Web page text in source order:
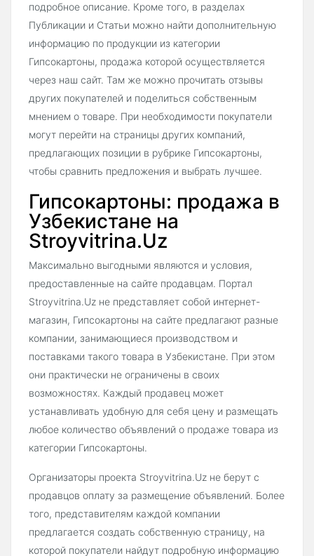
подробное описание. Кроме того, в разделах
Публикации и Статьи можно найти дополнительную
информацию по продукции из категории
Гипсокартоны, продажа которой осуществляется
через наш сайт. Там же можно прочитать отзывы
других покупателей и поделиться собственным
мнением о товаре. При необходимости покупатели
могут перейти на страницы других компаний,
предлагающих позиции в рубрике Гипсокартоны,
чтобы сравнить предложения и выбрать лучшее.
Гипсокартоны: продажа в
Узбекистане на
Stroyvitrina.Uz
Максимально выгодными являются и условия,
предоставленные на сайте продавцам. Портал
Stroyvitrina.Uz не представляет собой интернет-
магазин, Гипсокартоны на сайте предлагают разные
компании, занимающиеся производством и
поставками такого товара в Узбекистане. При этом
они практически не ограничены в своих
возможностях. Каждый продавец может
устанавливать удобную для себя цену и размещать
любое количество объявлений о продаже товара из
категории Гипсокартоны.
Организаторы проекта Stroyvitrina.Uz не берут с
продавцов оплату за размещение объявлений. Более
того, представителям каждой компании
предлагается создать собственную страницу, на
которой покупатели найдут подробную информацию